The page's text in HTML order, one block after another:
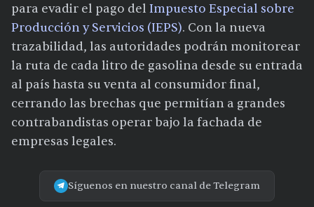
para evadir el pago del Impuesto Especial sobre
Producción y Servicios (IEPS). Con la nueva
trazabilidad, las autoridades podrán monitorear
la ruta de cada litro de gasolina desde su entrada
al país hasta su venta al consumidor final,
cerrando las brechas que permitían a grandes
contrabandistas operar bajo la fachada de
empresas legales.
Síguenos en nuestro canal de Telegram